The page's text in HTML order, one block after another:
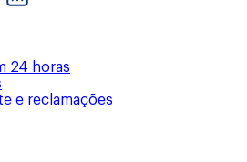
24 horas
e reclamações